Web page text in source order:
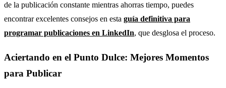
de la publicación constante mientras ahorras tiempo, puedes
encontrar excelentes consejos en esta guía definitiva para
programar publicaciones en LinkedIn, que desglosa el proceso.
Aciertando en el Punto Dulce: Mejores Momentos
para Publicar